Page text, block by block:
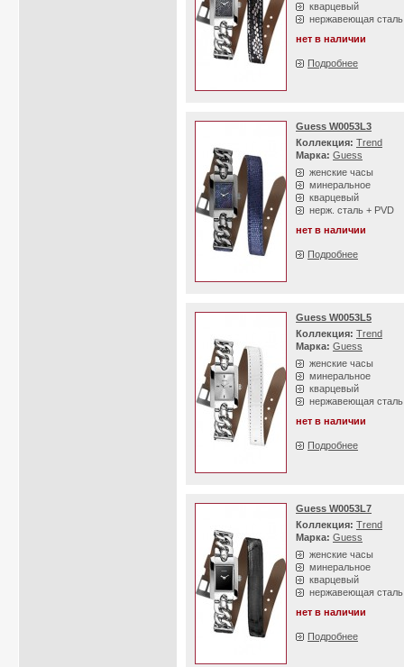
кварцевый
нержавеющая сталь
нет в наличии
Подробнее
Guess W0053L3
Коллекция: Trend
Марка: Guess
женские часы
минеральное
кварцевый
нерж. сталь + PVD
нет в наличии
Подробнее
Guess W0053L5
Коллекция: Trend
Марка: Guess
женские часы
минеральное
кварцевый
нержавеющая сталь
нет в наличии
Подробнее
Guess W0053L7
Коллекция: Trend
Марка: Guess
женские часы
минеральное
кварцевый
нержавеющая сталь
нет в наличии
Подробнее